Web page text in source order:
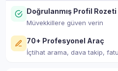
Doğrulanmış Profil Rozeti
Müvekkillere güven verin
70+ Profesyonel Araç
İçtihat arama, dava takip,